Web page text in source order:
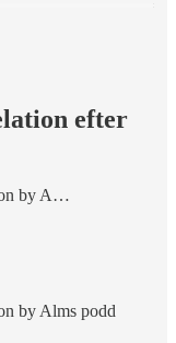
efter
by A…
by Alms podd